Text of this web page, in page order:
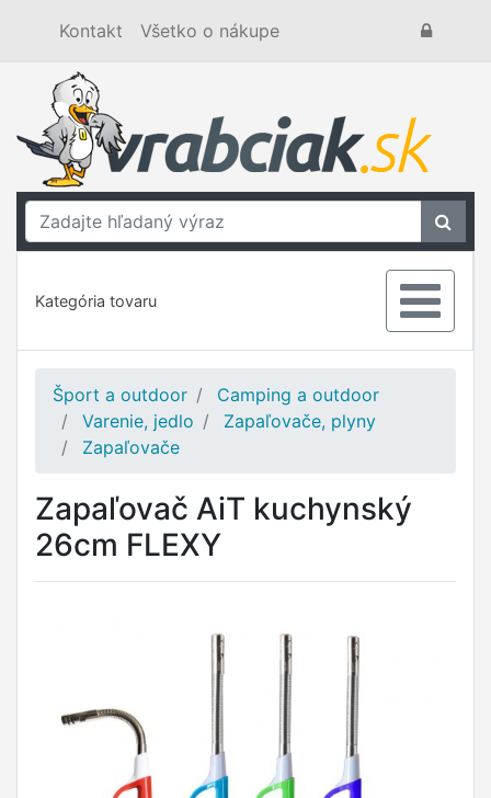
Kontakt Všetko o nákupe
Kategória tovaru
Šport a outdoor
Camping a outdoor
Varenie, jedlo
Zapaľovače, plyny
Zapaľovače
Zapaľovač AiT kuchynský
26cm FLEXY